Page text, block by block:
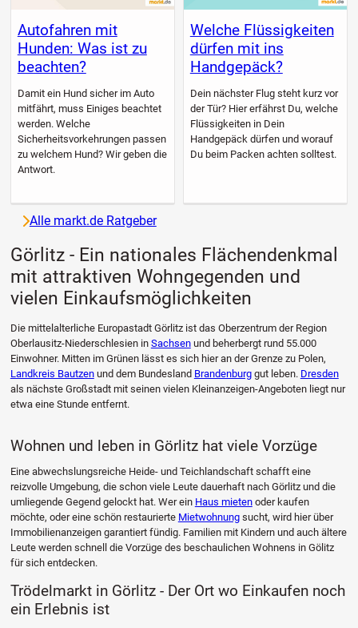
Autofahren mit
Hunden: Was ist zu
beachten?
Damit ein Hund sicher im Auto
mitfährt, muss Einiges beachtet
werden. Welche
Sicherheitsvorkehrungen passen
zu welchem Hund? Wir geben die
Antwort.
Welche Flüssigkeiten
dürfen mit ins
Handgepäck?
Dein nächster Flug steht kurz vor
der Tür? Hier erfährst Du, welche
Flüssigkeiten in Dein
Handgepäck dürfen und worauf
Du beim Packen achten solltest.
Alle markt.de Ratgeber
Görlitz - Ein nationales Flächendenkmal
mit attraktiven Wohngegenden und
vielen Einkaufsmöglichkeiten
Die mittelalterliche Europastadt Görlitz ist das Oberzentrum der Region
Oberlausitz-Niederschlesien in Sachsenund beherbergt rund 55.000
Einwohner. Mitten im Grünen lässt es sich hier an der Grenze zu Polen,
Landkreis Bautzenund dem Bundesland Brandenburggut leben. Dresden
als nächste Großstadt mit seinen vielen Kleinanzeigen-Angeboten liegt nur
etwa eine Stunde entfernt.
Wohnen und leben in Görlitz hat viele Vorzüge
Eine abwechslungsreiche Heide- und Teichlandschaft schafft eine
reizvolle Umgebung, die schon viele Leute dauerhaft nach Görlitz und die
umliegende Gegend gelockt hat. Wer ein Haus mietenoder kaufen
möchte, oder eine schön restaurierte Mietwohnungsucht, wird hier über
Immobilienanzeigen garantiert fündig. Familien mit Kindern und auch ältere
Leute werden schnell die Vorzüge des beschaulichen Wohnens in Gölitz
für sich entdecken.
Trödelmarkt in Görlitz - Der Ort wo Einkaufen noch
ein Erlebnis ist